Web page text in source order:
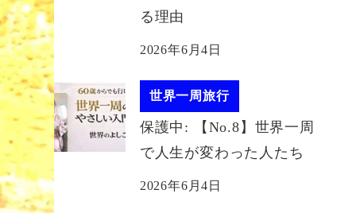
る理由
2026年6月4日
世界一周旅行
保護中: 【No.8】世界一周
で人生が変わった人たち
2026年6月4日